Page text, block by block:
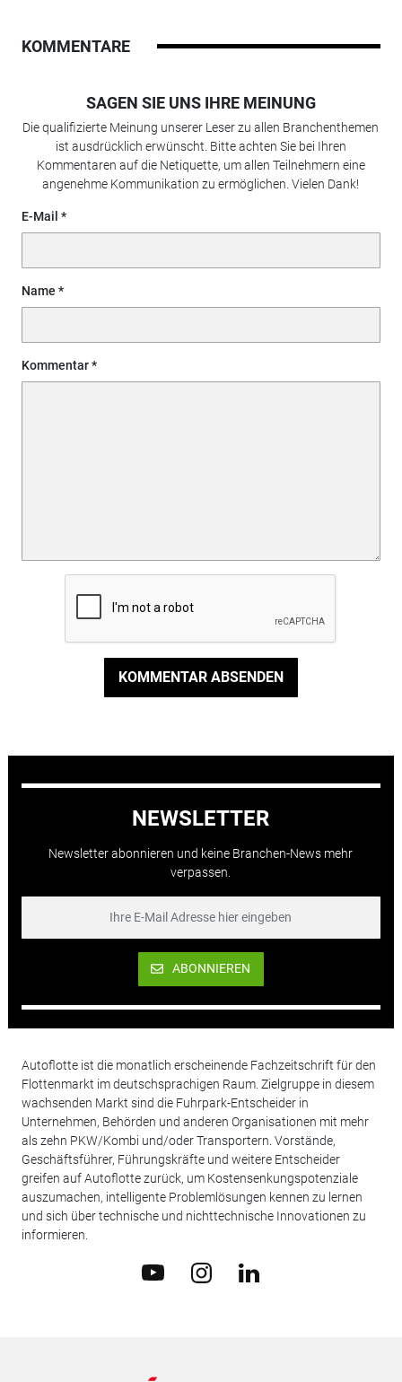
KOMMENTARE
SAGEN SIE UNS IHRE MEINUNG
Die qualifizierte Meinung unserer Leser zu allen Branchenthemen
ist ausdrücklich erwünscht. Bitte achten Sie bei Ihren
Kommentaren auf die Netiquette, um allen Teilnehmern eine
angenehme Kommunikation zu ermöglichen. Vielen Dank!
E-Mail
Name
Kommentar
KOMMENTAR ABSENDEN
NEWSLETTER
Newsletter abonnieren und keine Branchen-News mehr
verpassen.
ABONNIEREN
Autoflotte ist die monatlich erscheinende Fachzeitschrift für den
Flottenmarkt im deutschsprachigen Raum. Zielgruppe in diesem
wachsenden Markt sind die Fuhrpark-Entscheider in
Unternehmen, Behörden und anderen Organisationen mit mehr
als zehn PKW/Kombi und/oder Transportern. Vorstände,
Geschäftsführer, Führungskräfte und weitere Entscheider
greifen auf Autoflotte zurück, um Kostensenkungspotenziale
auszumachen, intelligente Problemlösungen kennen zu lernen
und sich über technische und nichttechnische Innovationen zu
informieren.